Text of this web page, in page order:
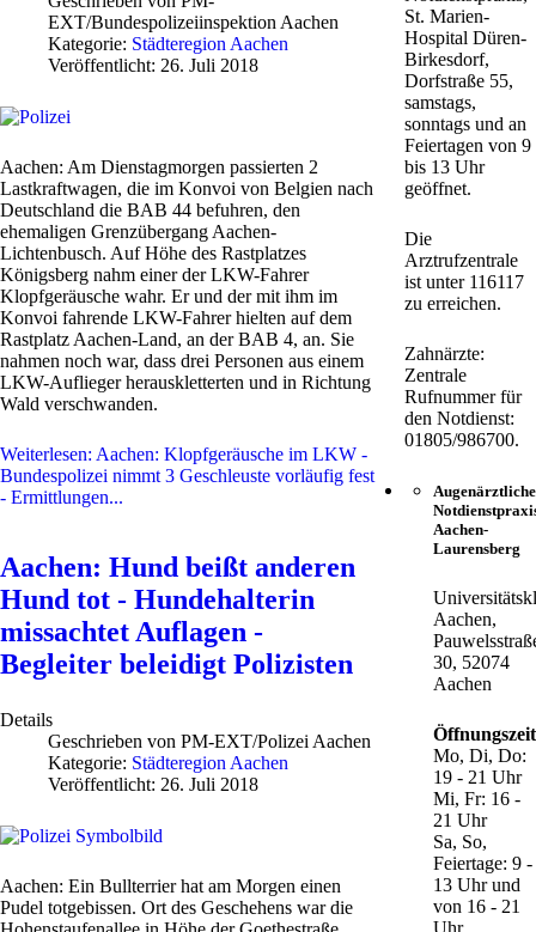
EXT/Bundespolizeiinspektion Aachen
Kategorie: Städteregion Aachen
Veröffentlicht: 26. Juli 2018
Aachen: Am Dienstagmorgen passierten 2
Lastkraftwagen, die im Konvoi von Belgien nach
Deutschland die BAB 44 befuhren, den
ehemaligen Grenzübergang Aachen-
Lichtenbusch. Auf Höhe des Rastplatzes
Königsberg nahm einer der LKW-Fahrer
Klopfgeräusche wahr. Er und der mit ihm im
Konvoi fahrende LKW-Fahrer hielten auf dem
Rastplatz Aachen-Land, an der BAB 4, an. Sie
nahmen noch war, dass drei Personen aus einem
LKW-Auflieger herauskletterten und in Richtung
Wald verschwanden.
Weiterlesen: Aachen: Klopfgeräusche im LKW -
Bundespolizei nimmt 3 Geschleuste vorläufig fest
- Ermittlungen...
Aachen: Hund beißt anderen
Hund tot - Hundehalterin
missachtet Auflagen -
Begleiter beleidigt Polizisten
Details
Geschrieben von PM-EXT/Polizei Aachen
Kategorie: Städteregion Aachen
Veröffentlicht: 26. Juli 2018
Aachen: Ein Bullterrier hat am Morgen einen
Pudel totgebissen. Ort des Geschehens war die
St. Marien-
Hospital Düren-
Birkesdorf,
Dorfstraße 55,
samstags,
sonntags und an
Feiertagen von 9
bis 13 Uhr
geöffnet.
Die
Arztrufzentrale
ist unter 116117
zu erreichen.
Zahnärzte:
Zentrale
Rufnummer für
den Notdienst:
01805/986700.
Augenärztliche
Aachen-
Laurensberg
Aachen,
30, 52074
Aachen
Mo, Di, Do:
19 - 21 Uhr
Mi, Fr: 16 -
21 Uhr
Sa, So,
Feiertage: 9 -
13 Uhr und
von 16 - 21
Uhr